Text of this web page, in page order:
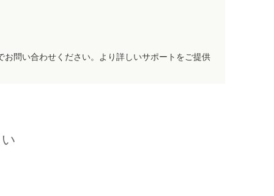
問い合わせください。より詳しいサポートをご提供